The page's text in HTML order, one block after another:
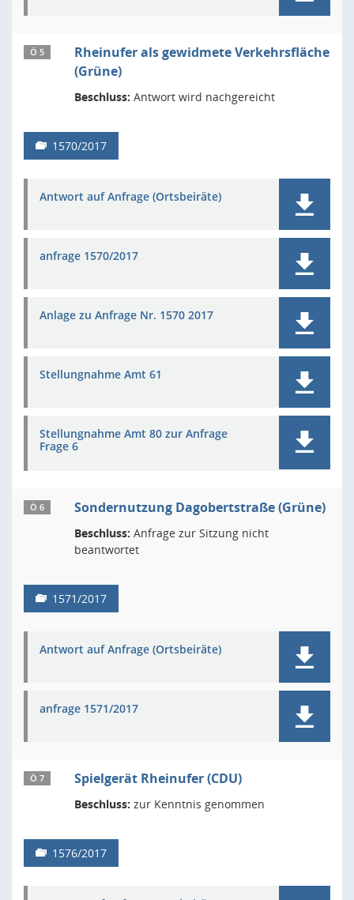
Ö 5
Rheinufer als gewidmete Verkehrsfläche
(Grüne)
Beschluss: Antwort wird nachgereicht
1570/2017
Antwort auf Anfrage (Ortsbeiräte)
anfrage 1570/2017
Anlage zu Anfrage Nr. 1570 2017
Stellungnahme Amt 61
Stellungnahme Amt 80 zur Anfrage
Frage 6
Ö 6 Sondernutzung Dagobertstraße (Grüne)
Beschluss: Anfrage zur Sitzung nicht
beantwortet
1571/2017
Antwort auf Anfrage (Ortsbeiräte)
anfrage 1571/2017
Ö 7 Spielgerät Rheinufer (CDU)
Beschluss: zur Kenntnis genommen
1576/2017